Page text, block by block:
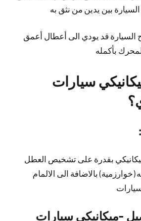
بين يدين من نثق به
السيارة قد يودي الى أعطال أعمق
بأكمله
سيارات
بقدرة على تشخيص العطل
بالاضافة الى الالمام
-ميكانيكي سيارات